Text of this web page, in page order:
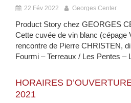
22 Fév 2022 Georges Center
Product Story chez GEORGES
Cette cuvée de vin blanc (cépage
rencontre de Pierre CHRISTEN,
Fourmi – Terreaux / Les Pentes –
HORAIRES
2021